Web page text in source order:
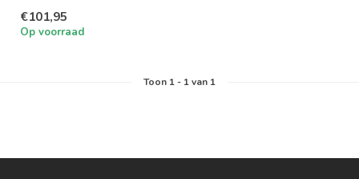
parkeerplaatsen of gev...
€101,95
Op voorraad
Toon 1- 1van 1